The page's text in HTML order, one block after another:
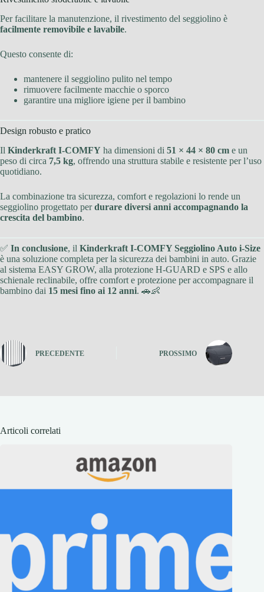
Per facilitare la manutenzione, il rivestimento del seggiolino è
facilmente removibile e lavabile.
Questo consente di:
mantenere il seggiolino pulito nel tempo
rimuovere facilmente macchie o sporco
garantire una migliore igiene per il bambino
Design robusto e pratico
Il Kinderkraft I-COMFY ha dimensioni di 51 × 44 × 80 cm e un
peso di circa 7,5 kg, offrendo una struttura stabile e resistente per l’uso
quotidiano.
La combinazione tra sicurezza, comfort e regolazioni lo rende un
seggiolino progettato perdurare diversi anni accompagnando la
crescita del bambino.
✅ In conclusione, il Kinderkraft I-COMFY Seggiolino Auto i-Size
è una soluzione completa per la sicurezza dei bambini in auto. Grazie
al sistema EASY GROW, alla protezione H-GUARD e SPS e allo
schienale reclinabile, offre comfort e protezione per accompagnare il
bambino dai 15 mesi fino ai 12 anni. 🚗👶
PRECEDENTE PROSSIMO
Articoli correlati